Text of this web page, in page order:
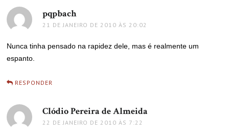
pqpbachdisse:
21 DE JANEIRO DE 2010 ÀS 20:02
Nunca tinha pensado na rapidez dele, mas é realmente um
espanto.
RESPONDER
Clódio Pereira de Almeida
22 DE JANEIRO DE 2010 ÀS 7:22